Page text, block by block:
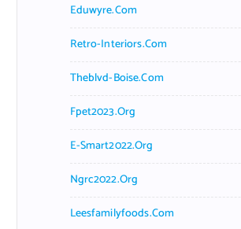
Eduwyre.com
Retro-Interiors.com
Theblvd-Boise.com
Fpet2023.org
E-Smart2022.org
Ngrc2022.org
Leesfamilyfoods.com